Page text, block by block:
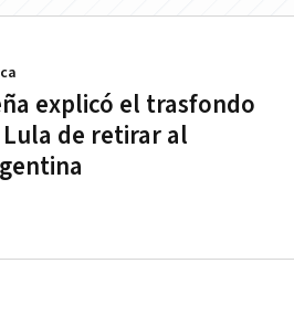
explicó el trasfondo
de retirar al